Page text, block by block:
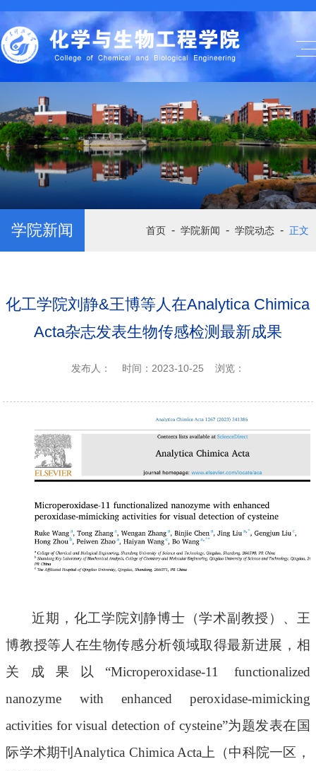
学院新闻 首页 - 学院新闻 - 学院动态 - 正文
化工学院刘静&王博等人在Analytica Chimica
Acta杂志发表生物传感检测最新成果
发布人： 时间：2023-10-25 浏览：
近期 ，化工学院刘静博士 （学术副 教授）、王
博教授等人在生物传感分析领域取得最新进展，相
关成果以 “Microperoxidase-11 functionalized
nanozyme with enhanced
peroxidase-mimicking
activities for visual detection of cysteine”为题发表在国
际学术期刊Analytica Chimica Acta上（中科院一区，